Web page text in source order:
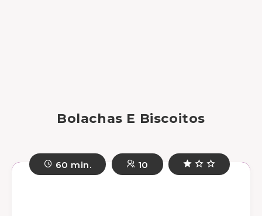
Bolachas E Biscoitos
60 min. 10